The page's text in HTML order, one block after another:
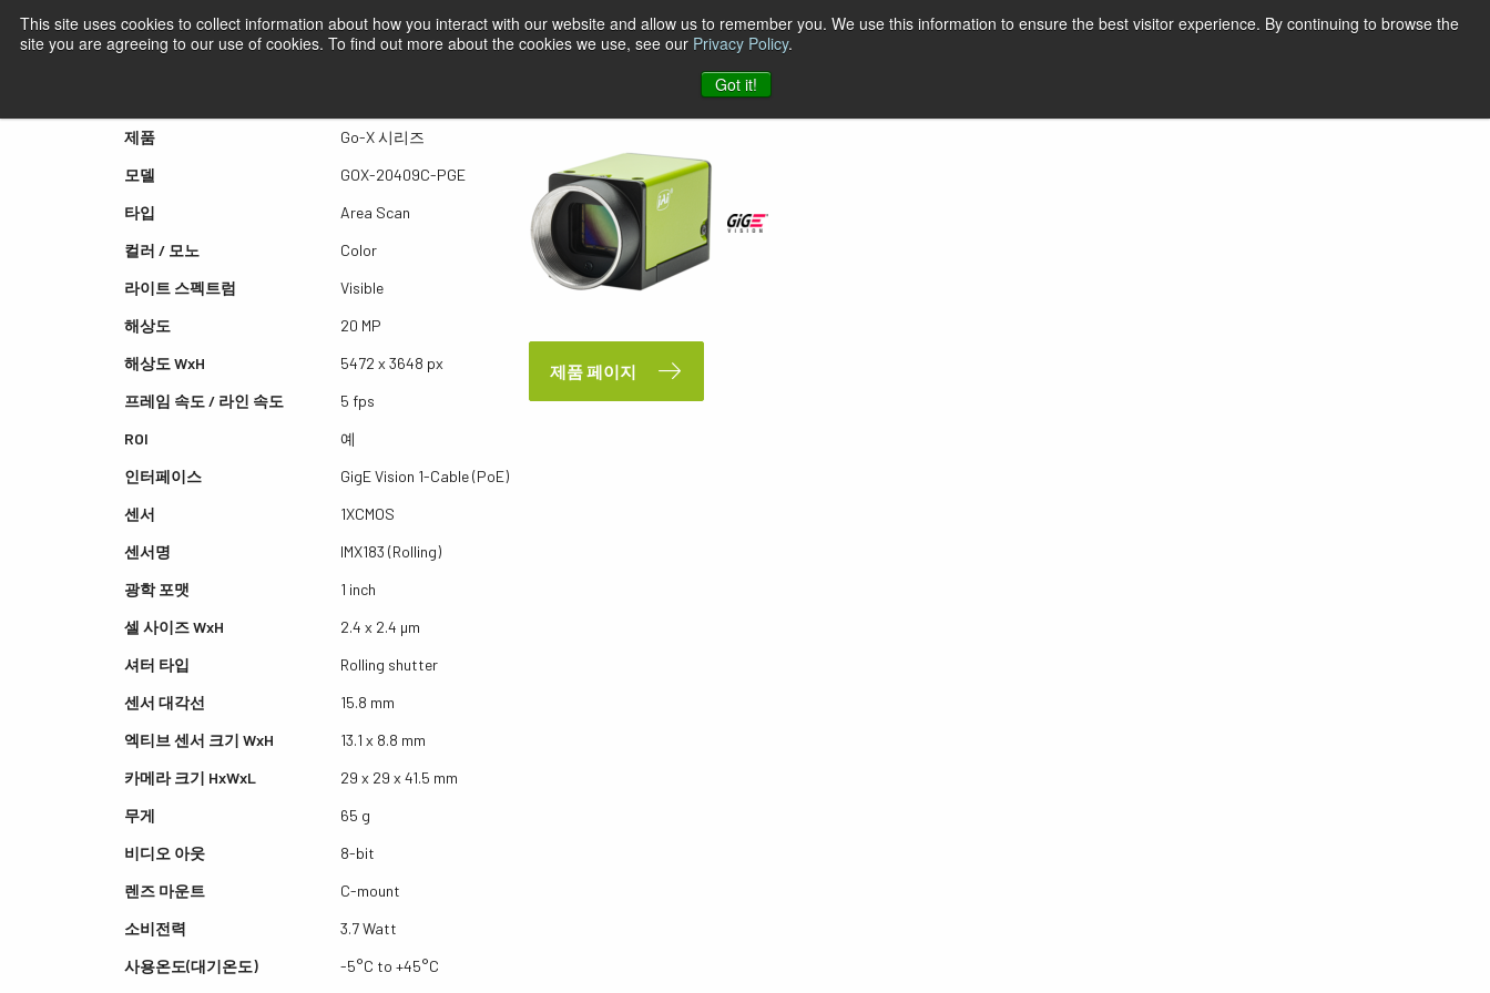
This site uses cookies to collect information about how you interact with our website and allow us to remember you. We use this information to ensure the best visitor experience. By continuing to browse the
site you are agreeing to our use of cookies. To find out more about the cookies we use, see our Privacy Policy.
Got it!
퀵뷰 GOX-20409C-PGE
제품
Go-X 시리즈
모델
GOX-20409C-PGE
타입
Area Scan
컬러 / 모노
Color
라이트 스펙트럼
Visible
해상도
20 MP
해상도 WxH
5472 x 3648 px
프레임 속도 / 라인 속도
5 fps
ROI
예
인터페이스
GigE Vision 1-Cable (PoE)
센서
1XCMOS
센서명
IMX183 (Rolling)
광학 포맷
1 inch
셀 사이즈 WxH
2.4 x 2.4 µm
셔터 타입
Rolling shutter
센서 대각선
15.8 mm
엑티브 센서 크기 WxH
13.1 x 8.8 mm
카메라 크기 HxWxL
29 x 29 x 41.5 mm
무게
65 g
비디오 아웃
8-bit
렌즈 마운트
C-mount
소비전력
3.7 Watt
사용온도(대기온도)
-5°C to +45°C
제품 페이지